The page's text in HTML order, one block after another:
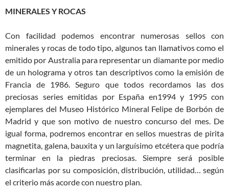
MINERALES Y ROCAS
Con facilidad podemos encontrar numerosas sellos con
minerales y rocas de todo tipo, algunos tan llamativos como el
emitido por Australia para representar un diamante por medio
de un holograma y otros tan descriptivos como la emisión de
Francia de 1986. Seguro que todos recordamos las dos
preciosas series emitidas por España en1994 y 1995 con
ejemplares del Museo Histórico Mineral Felipe de Borbón de
Madrid y que son motivo de nuestro concurso del mes. De
igual forma, podremos encontrar en sellos muestras de pirita
magnetita, galena, bauxita y un larguísimo etcétera que podría
terminar en la piedras preciosas. Siempre será posible
clasificarlas por su composición, distribución, utilidad… según
el criterio más acorde con nuestro plan.